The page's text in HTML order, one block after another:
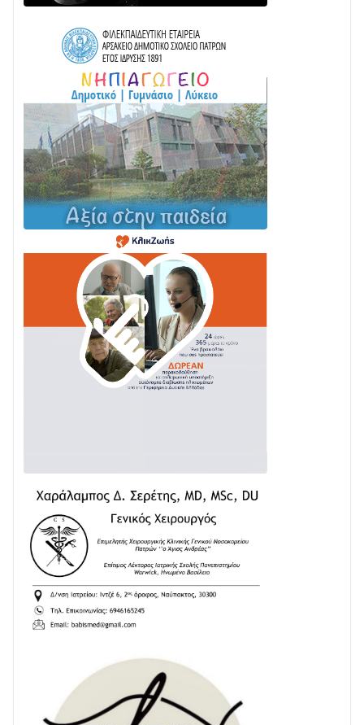
Παράδοση, Χορός & Γλέντι!
ΤΟ ΠΑΡΤΥ ΣΥΝΕΧΙΖΕΤΑΙ…
Στο σκοτάδι μεγάλο μέρος στο Λυγιά Ναυπάκτου
04/08 • 19:47
Σε τροχιά υλοποίησης η Παράκαμψη του Κέντρου
της Ναυπάκτου
04/08 • 12:08
Σε φουλ ρυθμούς το τμήμα Βόνιτσα – Άγιος Νικόλαος
| Αυτοψία Καββαδά
Με Αρχιερατική Λαμπρότητα η Πανήγυρη της
Μεταμορφώσεως του Σωτήρος στο Γολέμι
03/08 • 07:45
Ενισχύεται η Πολιτική Προστασία στο Δήμο Αγρινίου
με δύο νέα υδροφόρα οχήματα
02/08 • 18:26
28/07 • 21:46
24/07 • 11:31